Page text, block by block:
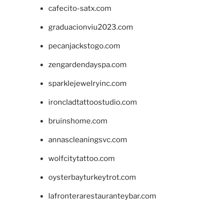
cafecito-satx.com
graduacionviu2023.com
pecanjackstogo.com
zengardendayspa.com
sparklejewelryinc.com
ironcladtattoostudio.com
bruinshome.com
annascleaningsvc.com
wolfcitytattoo.com
oysterbayturkeytrot.com
lafronterarestauranteybar.com